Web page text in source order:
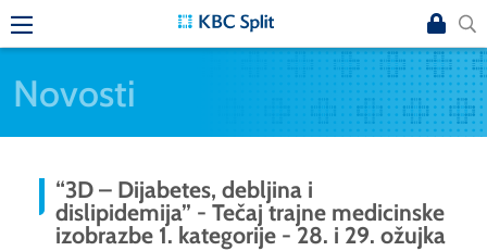
Novosti
“3D – Dijabetes, debljina i
dislipidemija” - Tečaj trajne medicinske
izobrazbe 1. kategorije - 28. i 29. ožujka